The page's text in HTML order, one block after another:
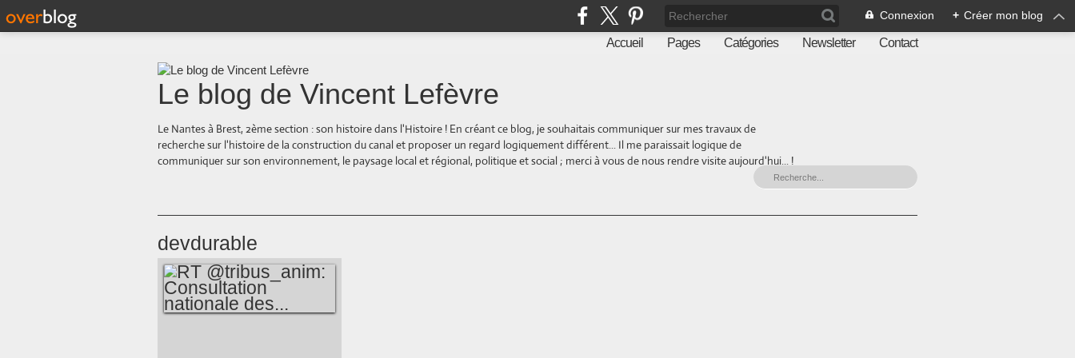
Connexion + Créer mon blog
Accueil Pages Catégories Newsletter Contact
Le blog de Vincent Lefèvre
Le Nantes à Brest, 2ème section : son histoire dans l'Histoire ! En créant ce blog, je souhaitais communiquer sur mes travaux de
recherche sur l'histoire de la construction du canal et proposer un regard logiquement différent... Il me paraissait logique de
communiquer sur son environnement, le paysage local et régional, politique et social ; merci à vous de nous rendre visite aujourd'hui... !
devdurable